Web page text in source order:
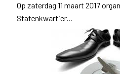
Op zaterdag 11 maart 2017
Statenkwartier…